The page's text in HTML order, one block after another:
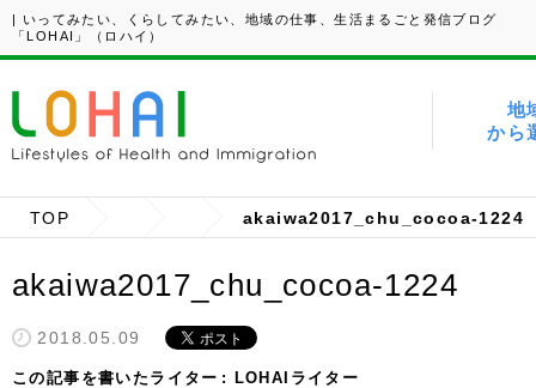
| いってみたい、くらしてみたい、地域の仕事、生活まるごと発信ブログ
「LOHAI」（ロハイ）
地
から
TOP akaiwa2017_chu_cocoa-1224
akaiwa2017_chu_cocoa-1224
2018.05.09
この記事を書いたライター LOHAIライター